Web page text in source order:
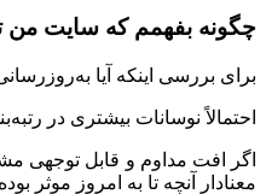
چگونه بفهمم که سایت من
برای بررسی اینکه آیا به‌روزرسانی الگوریتم روی
احتمالاً نوسانات بیشتری در
اگر افت مداوم و قابل توجهی
معنادار آنچه تا به امروز موثر